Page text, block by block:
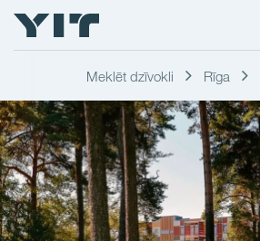
Meklēt dzīvokli Rīga